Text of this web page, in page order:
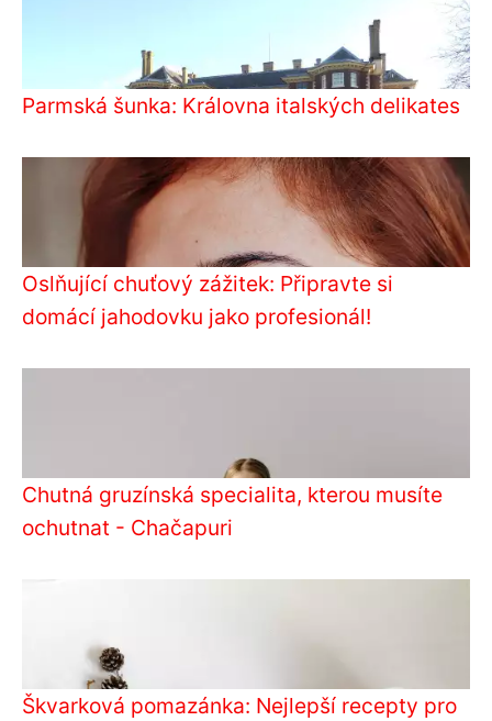
Parmská šunka: Královna italských delikates
Oslňující chuťový zážitek: Připravte si
domácí jahodovku jako profesionál!
Chutná gruzínská specialita, kterou musíte
ochutnat - Chačapuri
Škvarková pomazánka: Nejlepší recepty pro